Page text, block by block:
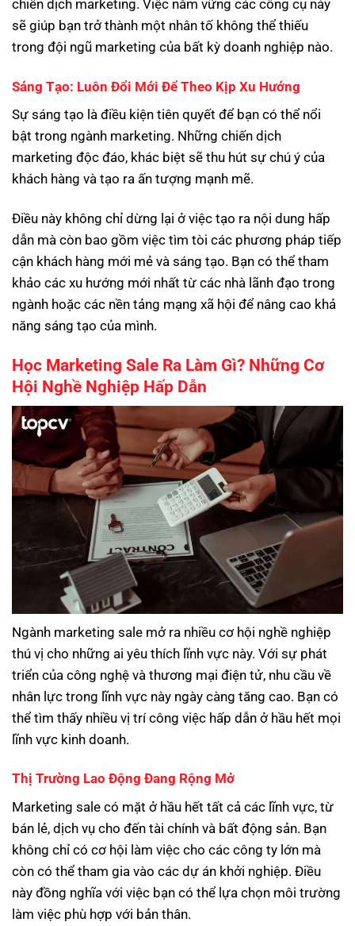
chiến dịch marketing. Việc nắm vững các công cụ này
sẽ giúp bạn trở thành một nhân tố không thể thiếu
trong đội ngũ marketing của bất kỳ doanh nghiệp nào.
Sáng Tạo: Luôn Đổi Mới Để Theo Kịp Xu Hướng
Sự sáng tạo là điều kiện tiên quyết để bạn có thể nổi
bật trong ngành marketing. Những chiến dịch
marketing độc đáo, khác biệt sẽ thu hút sự chú ý của
khách hàng và tạo ra ấn tượng mạnh mẽ.
Điều này không chỉ dừng lại ở việc tạo ra nội dung hấp
dẫn mà còn bao gồm việc tìm tòi các phương pháp tiếp
cận khách hàng mới mẻ và sáng tạo. Bạn có thể tham
khảo các xu hướng mới nhất từ các nhà lãnh đạo trong
ngành hoặc các nền tảng mạng xã hội để nâng cao khả
năng sáng tạo của mình.
Học Marketing Sale Ra Làm Gì? Những Cơ
Hội Nghề Nghiệp Hấp Dẫn
Ngành marketing sale mở ra nhiều cơ hội nghề nghiệp
thú vị cho những ai yêu thích lĩnh vực này. Với sự phát
triển của công nghệ và thương mại điện tử, nhu cầu về
nhân lực trong lĩnh vực này ngày càng tăng cao. Bạn có
thể tìm thấy nhiều vị trí công việc hấp dẫn ở hầu hết mọi
lĩnh vực kinh doanh.
Thị Trường Lao Động Đang Rộng Mở
Marketing sale có mặt ở hầu hết tất cả các lĩnh vực, từ
bán lẻ, dịch vụ cho đến tài chính và bất động sản. Bạn
không chỉ có cơ hội làm việc cho các công ty lớn mà
còn có thể tham gia vào các dự án khởi nghiệp. Điều
này đồng nghĩa với việc bạn có thể lựa chọn môi trường
làm việc phù hợp với bản thân.